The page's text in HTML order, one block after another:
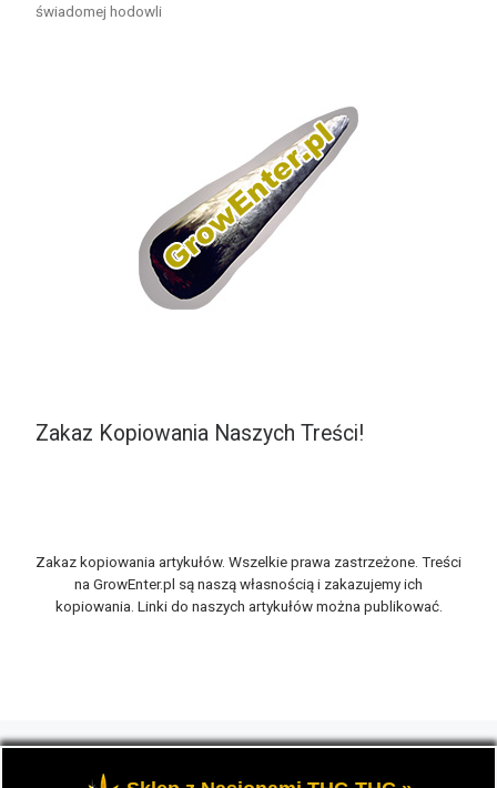
świadomej hodowli
Zakaz Kopiowania Naszych Treści!
Zakaz kopiowania artykułów. Wszelkie prawa zastrzeżone. Treści
na GrowEnter.pl są naszą własnością i zakazujemy ich
kopiowania. Linki do naszych artykułów można publikować.
GrowEnter to strona o tematyce marihuany thc, potocznie